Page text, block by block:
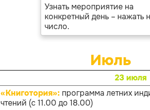
Узнать мероприятие на
конкретный день – нажать
число.
Июль
23 июля
«Книготория»: программа летних
чтений (с 11.00 до 18.00)